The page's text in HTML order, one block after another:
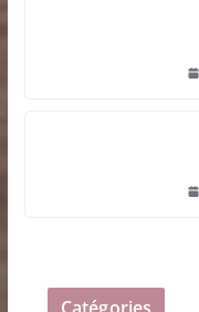
Catégories